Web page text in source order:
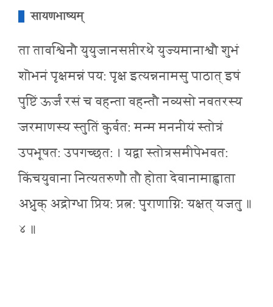
सायणभाष्यम्
ता तावश्विनौ युयुजानसप्तीरथे युज्यमानाश्वौ शुभं
शॊभनं पृक्षमन्नं पय: पृक्ष इत्यन्ननामसु पाठात् इषं
पुष्टिं ऊर्जं रसं च वहन्ता वहन्तौ नव्यसो नवतरस्य
जरमाणस्य स्तुतिं कुर्वत: मन्म मननीयं स्तोत्रं
उपभूषत: उपगच्छत: । यद्वा स्तोत्रसमीपेभवत:
किंचयुवाना नित्यतरुणौ तौ होता देवानामाह्वाता
अध्रुक् अद्रोग्धा प्रिय: प्रत्न: पुराणाग्नि: यक्षत् यजतु ॥
४ ॥